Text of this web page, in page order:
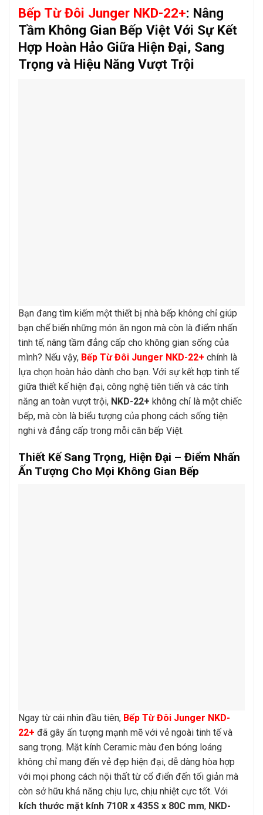
Bếp Từ Đôi Junger NKD-22+: Nâng
Tầm Không Gian Bếp Việt Với Sự Kết
Hợp Hoàn Hảo Giữa Hiện Đại, Sang
Trọng và Hiệu Năng Vượt Trội
Bạn đang tìm kiếm một thiết bị nhà bếp không chỉ giúp
bạn chế biến những món ăn ngon mà còn là điểm nhấn
tinh tế, nâng tầm đẳng cấp cho không gian sống của
mình? Nếu vậy, Bếp Từ Đôi Junger NKD-22+ chính là
lựa chọn hoàn hảo dành cho bạn. Với sự kết hợp tinh tế
giữa thiết kế hiện đại, công nghệ tiên tiến và các tính
năng an toàn vượt trội, NKD-22+ không chỉ là một chiếc
bếp, mà còn là biểu tượng của phong cách sống tiện
nghi và đẳng cấp trong mỗi căn bếp Việt.
Thiết Kế Sang Trọng, Hiện Đại – Điểm Nhấn
Ấn Tượng Cho Mọi Không Gian Bếp
Ngay từ cái nhìn đầu tiên, Bếp Từ Đôi Junger NKD-
22+ đã gây ấn tượng mạnh mẽ với vẻ ngoài tinh tế và
sang trọng. Mặt kính Ceramic màu đen bóng loáng
không chỉ mang đến vẻ đẹp hiện đại, dễ dàng hòa hợp
với mọi phong cách nội thất từ cổ điển đến tối giản mà
còn sở hữu khả năng chịu lực, chịu nhiệt cực tốt. Với
kích thước mặt kính 710R x 435S x 80C mm, NKD-